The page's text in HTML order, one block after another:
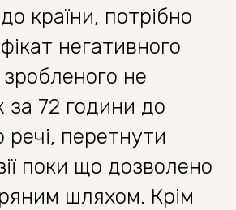
країни, потрібно
негативного
не
за 72 години до
речі, перетнути
поки що дозволено
шляхом. Крім